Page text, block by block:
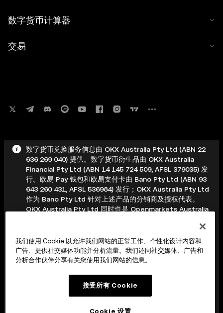
数字货币计算器
交易
数字货币兑换服务信息由 OKX Australia Pty Ltd (ABN 22
636 269 040) 提供。数字货币衍生品由 OKX Australia
Financial Pty Ltd (ABN 14 145 724 509, AFSL 379035) 发
行。欧易 Pay 钱包和欧易支付卡由 Bano Pty Ltd (ABN 93
643 260 431, AFSL 536984) 发行；OKX Australia Pty Ltd
作为 Bano Pty Ltd 针对上述产品的分销商及授权代表。
OKX Australia Pty Ltd 同时也是 Openmarkets Australia
提供一般性金融产品建议。其他产品和服务可能由其他欧易
实体提供，具体内容详见《服务条款》。 本信息为一般性信
息，未考虑您的投资目标、财务状况或需求。在做出任何决
定前，您应考虑您的具体情况，并寻求专业建议。数字资产
能会损失交易账户中的所有质押资产。 在做出任何决定前，
您应阅读适用的《服务条款》，酌情查阅我们网站上的
PDS、FSG 和 TMD。
我们使用 Cookie 以允许我们网站的正常工作、个性化设计内容和
广告、提供社交媒体功能并分析流量。我们还同社交媒体、广告和
分析合作伙伴分享有关您使用我们网站的信息。
接受所有 Cookie
Cookie 设置